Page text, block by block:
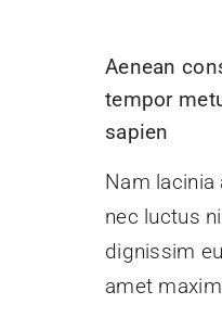
Aenean
tempor
sapien
Nam lacinia
nec luctus
dignissim
amet